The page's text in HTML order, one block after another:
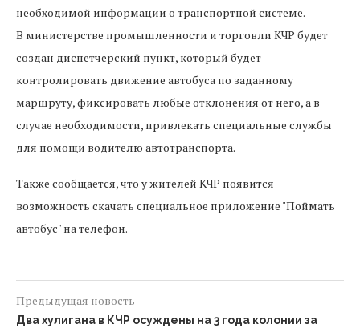
необходимой информации о транспортной системе.
В министерстве промышленности и торговли КЧР будет
создан диспетчерский пункт, который будет
контролировать движение автобуса по заданному
маршруту, фиксировать любые отклонения от него, а в
случае необходимости, привлекать специальные службы
для помощи водителю автотранспорта.
Также сообщается, что у жителей КЧР появится
возможность скачать специальное приложение "Поймать
автобус" на телефон.
Предыдущая новость
Два хулигана в КЧР осуждены на 3 года колонии за